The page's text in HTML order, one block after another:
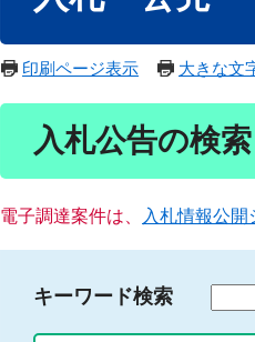
印刷ページ表示 大きな文
入札公告の検
電子調達案件は、 入札情報公開
キーワード検索